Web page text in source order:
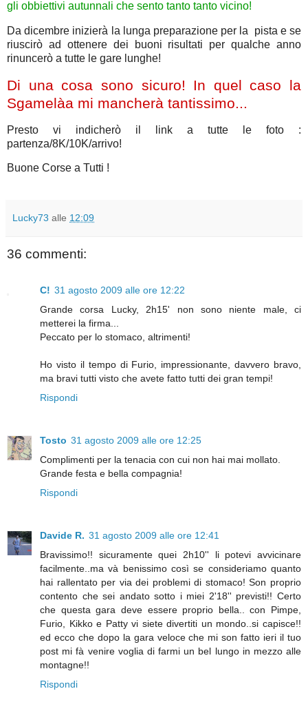
gli obbiettivi autunnali che sento tanto tanto vicino!
Da dicembre inizierà la lunga preparazione per la pista e se
riuscirò ad ottenere dei buoni risultati per qualche anno
rinuncerò a tutte le gare lunghe!
Di una cosa sono sicuro! In quel caso la
Sgamelàa mi mancherà tantissimo...
Presto vi indicherò il link a tutte le foto :
partenza/8K/10K/arrivo!
Buone Corse a Tutti !
Lucky73 alle 12:09
36 commenti:
C! 31 agosto 2009 alle ore 12:22
Grande corsa Lucky, 2h15' non sono niente male, ci
metterei la firma...
Peccato per lo stomaco, altrimenti!
Ho visto il tempo di Furio, impressionante, davvero bravo,
ma bravi tutti visto che avete fatto tutti dei gran tempi!
Rispondi
Tosto 31 agosto 2009 alle ore 12:25
Complimenti per la tenacia con cui non hai mai mollato.
Grande festa e bella compagnia!
Rispondi
Davide R. 31 agosto 2009 alle ore 12:41
Bravissimo!! sicuramente quei 2h10'' li potevi avvicinare
facilmente..ma và benissimo così se consideriamo quanto
hai rallentato per via dei problemi di stomaco! Son proprio
contento che sei andato sotto i miei 2'18'' previsti!! Certo
che questa gara deve essere proprio bella.. con Pimpe,
Furio, Kikko e Patty vi siete divertiti un mondo..si capisce!!
ed ecco che dopo la gara veloce che mi son fatto ieri il tuo
post mi fà venire voglia di farmi un bel lungo in mezzo alle
montagne!!
Rispondi